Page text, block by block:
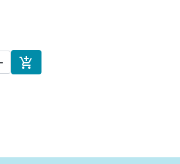

Ostoskoriin